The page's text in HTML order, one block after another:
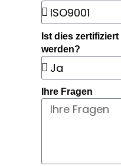
Ist dies
werden?
Ihre Fragen